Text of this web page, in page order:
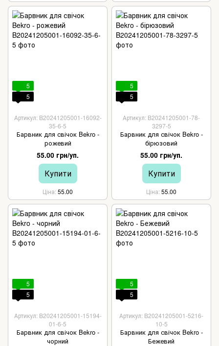
5
5
Артикул: B20241205001-16092-
35-6-5
Барвник для свічок Bekro -
рожевий
55.00 грн/уп.
Купити
Ціна 55.00
5
5
Артикул: B20241205001-78-
3297-5
Барвник для свічок Bekro -
бірюзовий
55.00 грн/уп.
Купити
Ціна 55.00
5
5
Артикул: B20241205001-15194-
01-6-5
Барвник для свічок Bekro -
чорний
5
5
Артикул: B20241205001-5216-
10-5
Барвник для свічок Bekro -
Бежевий